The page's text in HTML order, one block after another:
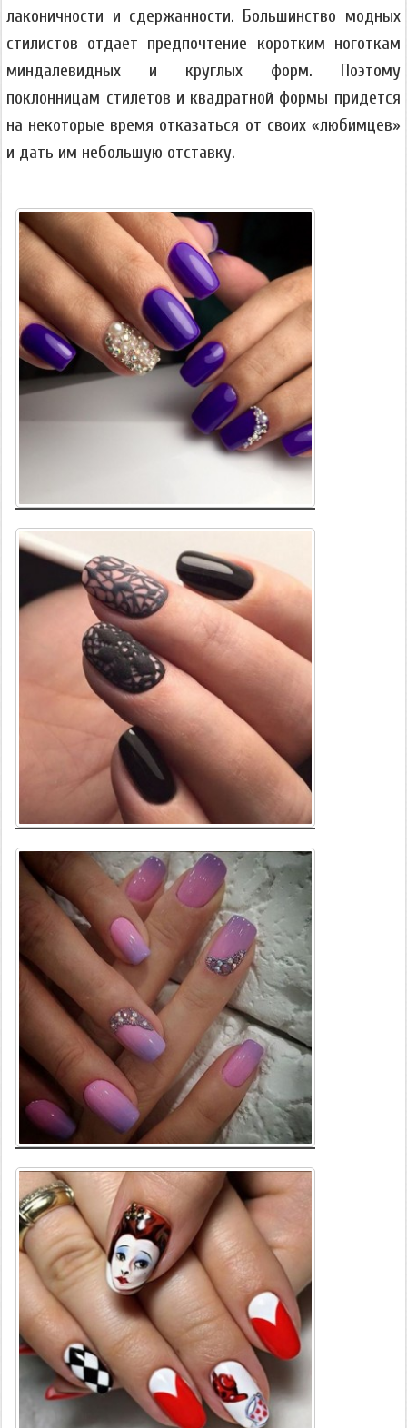
лаконичности и сдержанности. Большинство модных
стилистов отдает предпочтение коротким ноготкам
миндалевидных и круглых форм. Поэтому
поклонницам стилетов и квадратной формы придется
на некоторые время отказаться от своих «любимцев»
и дать им небольшую отставку.